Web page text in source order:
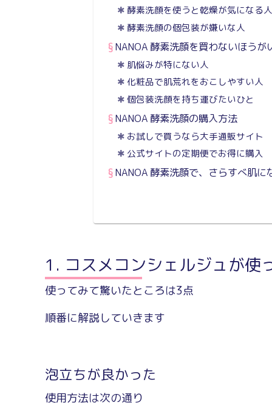
酵素洗顔を使うと乾燥が気になる人
酵素洗顔の個包装が嫌いな人
NANOA 酵素洗顔を買わないほうが
肌悩みが特にない人
化粧品で肌荒れをおこしやすい人
個包装洗顔を持ち運びたいひと
NANOA 酵素洗顔の購入方法
お試しで買うなら大手通販サイト
公式サイトの定期便でお得に購入
NANOA 酵素洗顔で、さらすべ肌に
コスメコンシェルジュが使
使ってみて驚いたところは3点
順番に解説していきます
泡立ちが良かった
使用方法は次の通り